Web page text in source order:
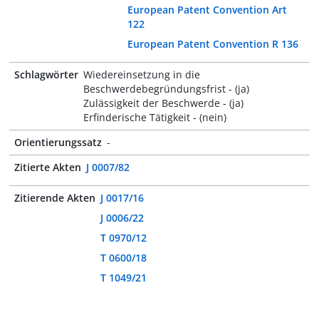
European Patent Convention Art
122
European Patent Convention R 136
Schlagwörter Wiedereinsetzung in die
Beschwerdebegründungsfrist - (ja)
Zulässigkeit der Beschwerde - (ja)
Erfinderische Tätigkeit - (nein)
Orientierungssatz -
Zitierte Akten J 0007/82
Zitierende Akten J 0017/16
J 0006/22
T 0970/12
T 0600/18
T 1049/21